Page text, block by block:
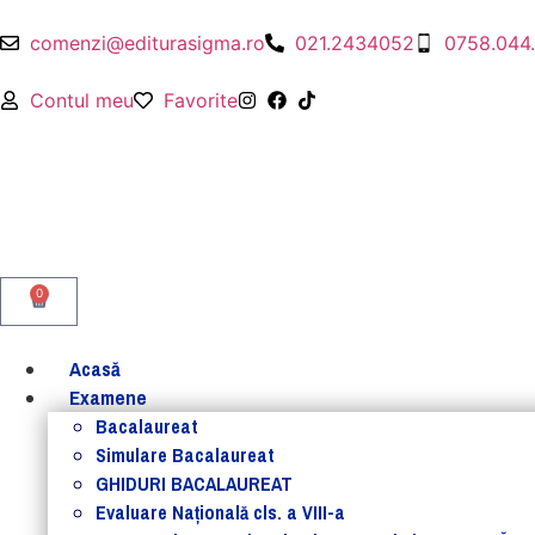
comenzi@editurasigma.ro 021.2434052
Contul meu Favorite
0
Acasă
Examene
Bacalaureat
Simulare Bacalaureat
GHIDURI BACALAUREAT
Evaluare Naţională cls. a VIII-a